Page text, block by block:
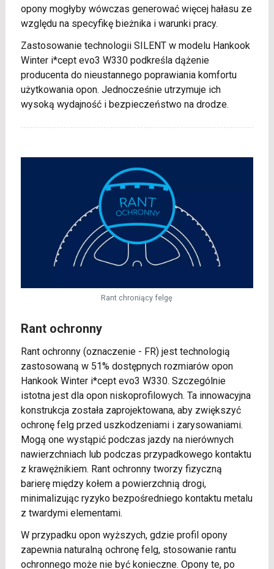
opony mogłyby wówczas generować więcej hałasu ze
względu na specyfikę bieżnika i warunki pracy.
Zastosowanie technologii SILENT w modelu Hankook
Winter i*cept evo3 W330 podkreśla dążenie
producenta do nieustannego poprawiania komfortu
użytkowania opon. Jednocześnie utrzymuje ich
wysoką wydajność i bezpieczeństwo na drodze.
Rant chroniący felgę
Rant ochronny
Rant ochronny (oznaczenie - FR) jest technologią
zastosowaną w 51% dostępnych rozmiarów opon
Hankook Winter i*cept evo3 W330. Szczególnie
istotna jest dla opon niskoprofilowych. Ta innowacyjna
konstrukcja została zaprojektowana, aby zwiększyć
ochronę felg przed uszkodzeniami i zarysowaniami.
Mogą one wystąpić podczas jazdy na nierównych
nawierzchniach lub podczas przypadkowego kontaktu
z krawężnikiem. Rant ochronny tworzy fizyczną
barierę między kołem a powierzchnią drogi,
minimalizując ryzyko bezpośredniego kontaktu metalu
z twardymi elementami.
W przypadku opon wyższych, gdzie profil opony
zapewnia naturalną ochronę felg, stosowanie rantu
ochronnego może nie być konieczne. Opony te, po